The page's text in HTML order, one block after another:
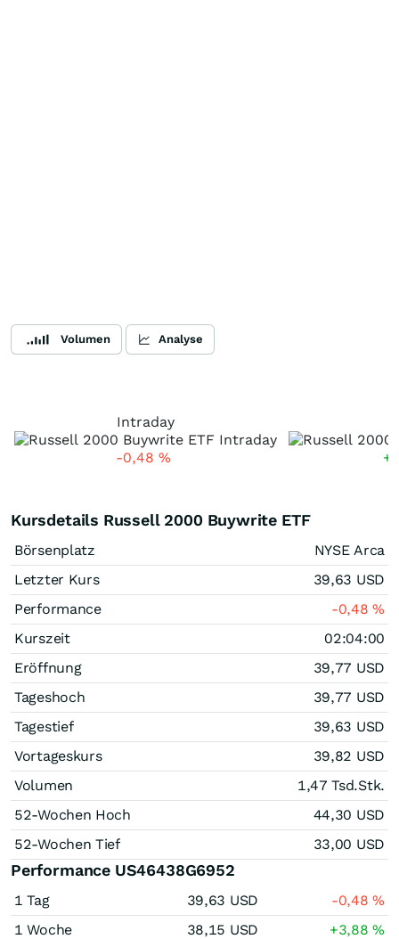
Volumen Analyse
Intraday
-0,48 %
Kursdetails Russell 2000 Buywrite ETF
Börsenplatz
NYSE Arca
Letzter Kurs
39,63 USD
Performance
-0,48%
Kurszeit
02:04:00
Eröffnung
39,77 USD
Tageshoch
39,77 USD
Tagestief
39,63 USD
Vortageskurs
39,82 USD
Volumen
1,47 Tsd.Stk.
52-Wochen Hoch
44,30 USD
52-Wochen Tief
33,00 USD
Performance US46438G6952
1 Tag 39,63 USD -0,48%
1 Woche
38,15 USD +3,88%